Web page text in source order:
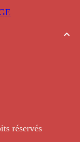
réservés